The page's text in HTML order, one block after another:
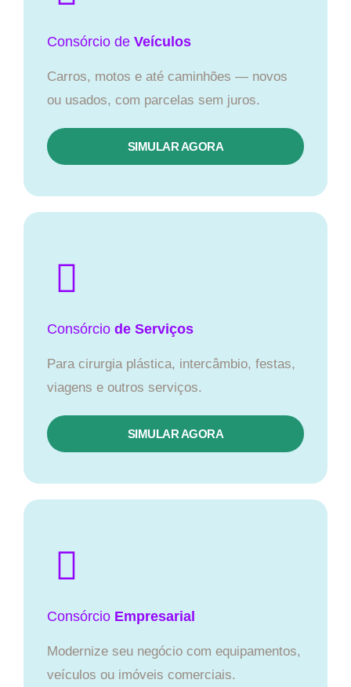
Consórcio de Veículos
Carros, motos e até caminhões — novos
ou usados, com parcelas sem juros.
SIMULAR AGORA
Consórcio de Serviços
Para cirurgia plástica, intercâmbio, festas,
viagens e outros serviços.
SIMULAR AGORA
Consórcio Empresarial
Modernize seu negócio com equipamentos,
veículos ou imóveis comerciais.